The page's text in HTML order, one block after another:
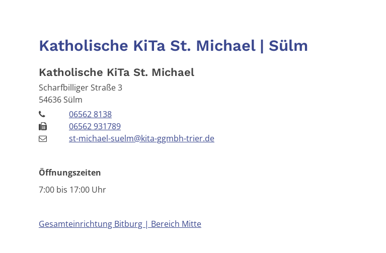
Katholische KiTa St. Michael | Sülm
Katholische KiTa St. Michael
Scharfbilliger Straße 3
54636Sülm
06562 8138
06562 931789
st-michael-suelm@kita-ggmbh-trier.de
Öffnungszeiten
7:00 bis 17:00 Uhr
Gesamteinrichtung Bitburg | Bereich Mitte